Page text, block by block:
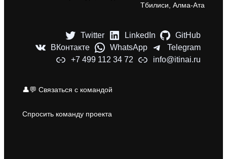
Тбилиси, Алма-Ата
Twitter LinkedIn
GitHub
ВКонтакте
WhatsApp
Telegram
+7 499 112 34 72
info@itinai.ru
👤💬 Связаться с командой
Спросить команду проекта